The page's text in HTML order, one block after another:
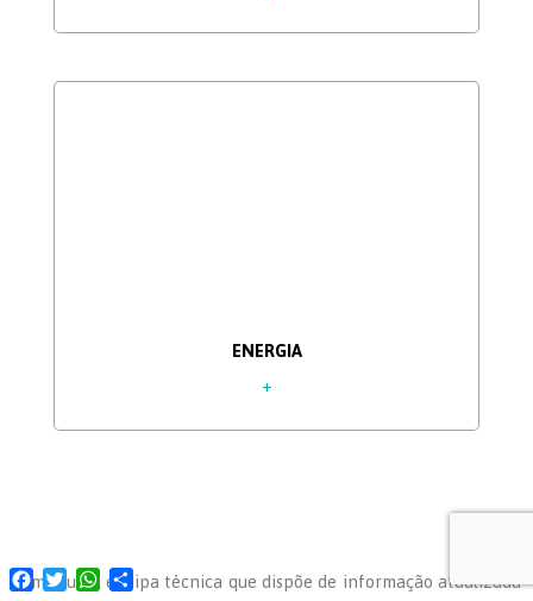
ENERGIA
+
Somos uma equipa técnica que dispõe de informação atualizada
Facebook
TwitterWhatsApp
Share